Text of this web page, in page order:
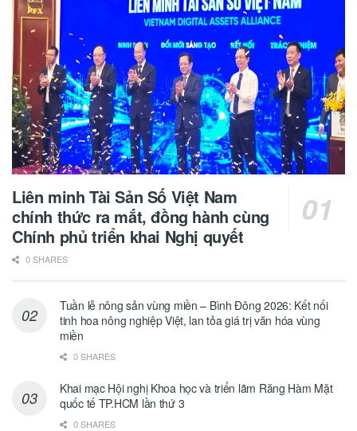
Liên minh Tài Sản Số Việt Nam
chính thức ra mắt, đồng hành cùng
Chính phủ triển khai Nghị quyết
0 SHARES
Tuần lễ nông sản vùng miền – Bình Đông 2026: Kết nối
tinh hoa nông nghiệp Việt, lan tỏa giá trị văn hóa vùng
miền
0 SHARES
Khai mạc Hội nghị Khoa học và triển lãm Răng Hàm Mặt
quốc tế TP.HCM lần thứ 3
0 SHARES